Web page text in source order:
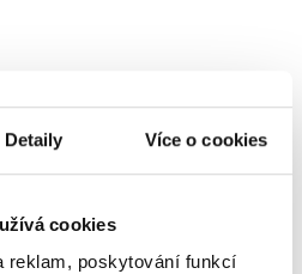
Detaily Více o cookies
cookies
reklam, poskytování funkcí